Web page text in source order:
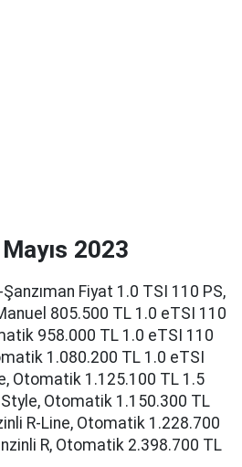
2023
Fiyat 1.0 TSI 110 PS,
805.500 TL 1.0 eTSI 110
958.000 TL 1.0 eTSI 110
1.080.200 TL 1.0 eTSI
Otomatik 1.125.100 TL 1.5
Otomatik 1.150.300 TL
R-Line, Otomatik 1.228.700
R, Otomatik 2.398.700 TL